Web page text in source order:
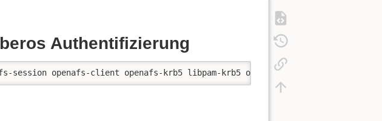
Authentifizierung
session openafs-client openafs-krb5 libpam-krb5 openafs-modules-dkms